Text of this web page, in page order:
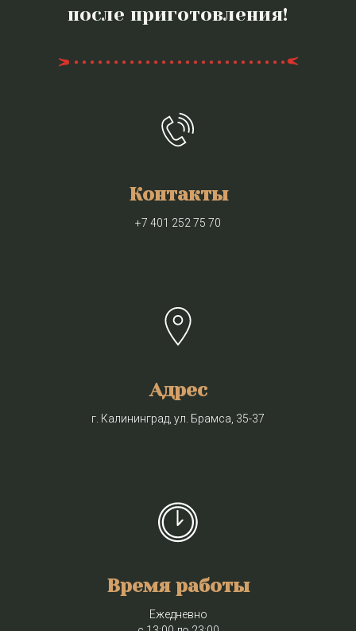
после приготовления!
Контакты
+7 401 252 75 70
Адрес
г. Калининград, ул. Брамса, 35-37
Время работы
Ежедневно